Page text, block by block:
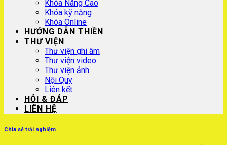
Khóa Nâng Cao
Khóa kỹ năng
Khóa Online
HƯỚNG DẪN THIỀN
THƯ VIỆN
Thư viện ghi âm
Thư viện video
Thư viện ảnh
Nội Quy
Liên kết
HỎI & ĐÁP
LIÊN HỆ
Chia sẻ trải nghiệm